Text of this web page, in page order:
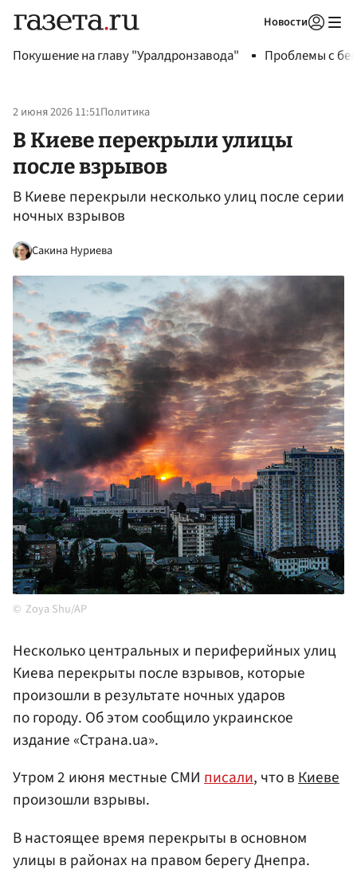
Новости
Покушение на главу "Уралдронзавода" Проблемы с
2 июня 2026 11:51Политика
В Киеве перекрыли улицы
после взрывов
В Киеве перекрыли несколько улиц после серии
ночных взрывов
Сакина Нуриева
Zoya Shu/AP
Несколько центральных и периферийных улиц
Киева перекрыты после взрывов, которые
произошли в результате ночных ударов
по городу. Об этом сообщило украинское
издание «Страна.ua».
Утром 2 июня местные СМИ писали, что вКиеве
произошли взрывы.
В настоящее время перекрыты в основном
улицы в районах на правом берегу Днепра.